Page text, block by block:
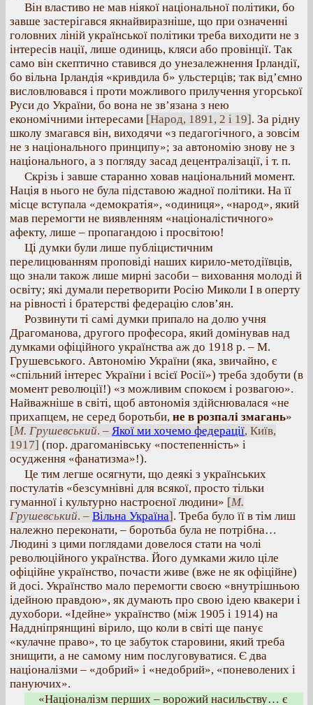
Він властиво не мав ніякої національної політики, бо
завше застерігався якнайвиразніше, що при означенні
головних ліній української політики треба виходити не з
інтересів нації, лише одиниць, кляси або провінції. Так
само він скептично ставився до унезалежнення Ірландії,
бо вільна Ірландія «кривдила б» ульстерців; так від’ємно
висловлювався і проти можливого прилучення угорської
Руси до України, бо вона не зв’язана з нею
економічними інтересами [Народ, 1891, 2 і 19]. За рідну
школу змагався він, виходячи «з педагогічного, а зовсім
не з національного принципу»; за автономію знову не з
національного, а з погляду засад децентралізації, і т. п.
Скрізь і завше старанно ховав національний момент.
Нація в нього не була підставою жадної політики. На її
місце вступала «демократія», «одиниця», «народ», який
мав перемогти не виявленням «націоналістичного»
афекту, лише – пропагандою і просвітою!
Ці думки були лише публіцистичним
перелицюванням проповіді наших кирило-методіївців,
що знали також лише мирні засоби – виховання молоді й
освіту; які думали перетворити Росію Миколи І в оперту
на рівності і братерстві федерацію слов’ян.
Розвинути ті самі думки припало на долю учня
Драгоманова, другого професора, який домінував над
думками офіційного українства аж до 1918 р. – М.
Грушевського. Автономію України (яка, звичайно, є
«спільний інтерес України і всієї Росії») треба здобути (в
момент революції!) «з можливим спокоєм і розвагою».
Найважніше в світі, щоб автономія здійснювалася «не
прихапцем, не серед боротьби, не в розпалі змагань»
[М. Грушевський. – Якої ми хочемо федерації, Київ,
1917] (пор. драгоманівську «постепенність» і
осудження «фанатизма»!).
Це тим легше осягнути, що деякі з українських
постулатів «безсумнівні для всякої, просто тільки
гуманної і культурно настроєної людини» [М.
Грушевський. – Вільна Україна]. Треба було її в тім лиш
належно переконати, – боротьба була не потрібна…
Людині з цими поглядами довелося стати на чолі
революційного українства. Його думками жило ціле
офіційне українство, почасти живе (вже не як офіційне)
й досі. Українство мало перемогти своєю «внутрішньою
ідейною правдою», як думають про свою ідею квакери і
духобори. «Ідейне» українство (між 1905 і 1914) на
Наддніпрянщині вірило, що коли в світі ще панує
«кулачне право», то це забуток старовини, який треба
знищити, а не самому ним послуговуватися. Є два
націоналізми – «добрий» і «недобрий», «поневолених і
пануючих».
«Націоналізм перших – ворожий насильству… є